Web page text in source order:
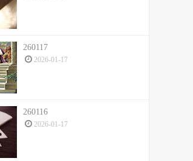
260117
2026-01-17
260116
2026-01-17